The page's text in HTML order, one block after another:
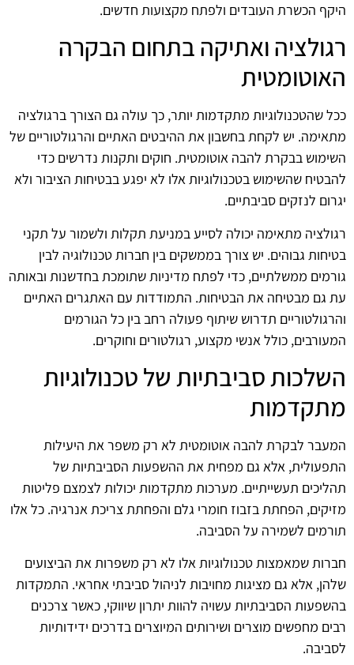
היקף הכשרת העובדים ולפתח מקצועות חדשים.
רגולציה ואתיקה בתחום הבקרה
האוטומטית
ככל שהטכנולוגיות מתקדמות יותר, כך עולה גם הצורך ברגולציה
מתאימה. יש לקחת בחשבון את ההיבטים האתיים והרגולטוריים של
השימוש בבקרת להבה אוטומטית. חוקים ותקנות נדרשים כדי
להבטיח שהשימוש בטכנולוגיות אלו לא יפגע בבטיחות הציבור ולא
יגרום לנזקים סביבתיים.
רגולציה מתאימה יכולה לסייע במניעת תקלות ולשמור על תקני
בטיחות גבוהים. יש צורך בממשקים בין חברות טכנולוגיה לבין
גורמים ממשלתיים, כדי לפתח מדיניות שתומכת בחדשנות ובאותה
עת גם מבטיחה את הבטיחות. התמודדות עם האתגרים האתיים
והרגולטוריים תדרוש שיתוף פעולה רחב בין כל הגורמים
המעורבים, כולל אנשי מקצוע, רגולטורים וחוקרים.
השלכות סביבתיות של טכנולוגיות
מתקדמות
המעבר לבקרת להבה אוטומטית לא רק משפר את היעילות
התפעולית, אלא גם מפחית את ההשפעות הסביבתיות של
תהליכים תעשייתיים. מערכות מתקדמות יכולות לצמצם פליטות
מזיקים, הפחתת בזבוז חומרי גלם והפחתת צריכת אנרגיה. כל אלו
תורמים לשמירה על הסביבה.
חברות שמאמצות טכנולוגיות אלו לא רק משפרות את הביצועים
שלהן, אלא גם מציגות מחויבות לניהול סביבתי אחראי. התמקדות
בהשפעות הסביבתיות עשויה להוות יתרון שיווקי, כאשר צרכנים
רבים מחפשים מוצרים ושירותים המיוצרים בדרכים ידידותיות
לסביבה.